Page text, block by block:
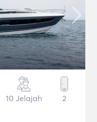
10 Jelajah 2